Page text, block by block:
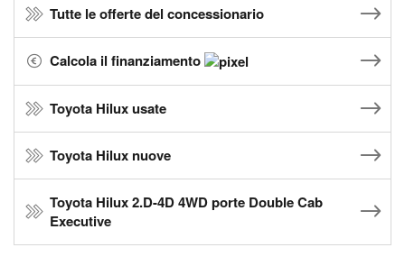
Tutte le offerte del concessionario
Calcola il finanziamento
Toyota Hilux usate
Toyota Hilux nuove
Toyota Hilux 2.D-4D 4WD porte Double Cab
Executive